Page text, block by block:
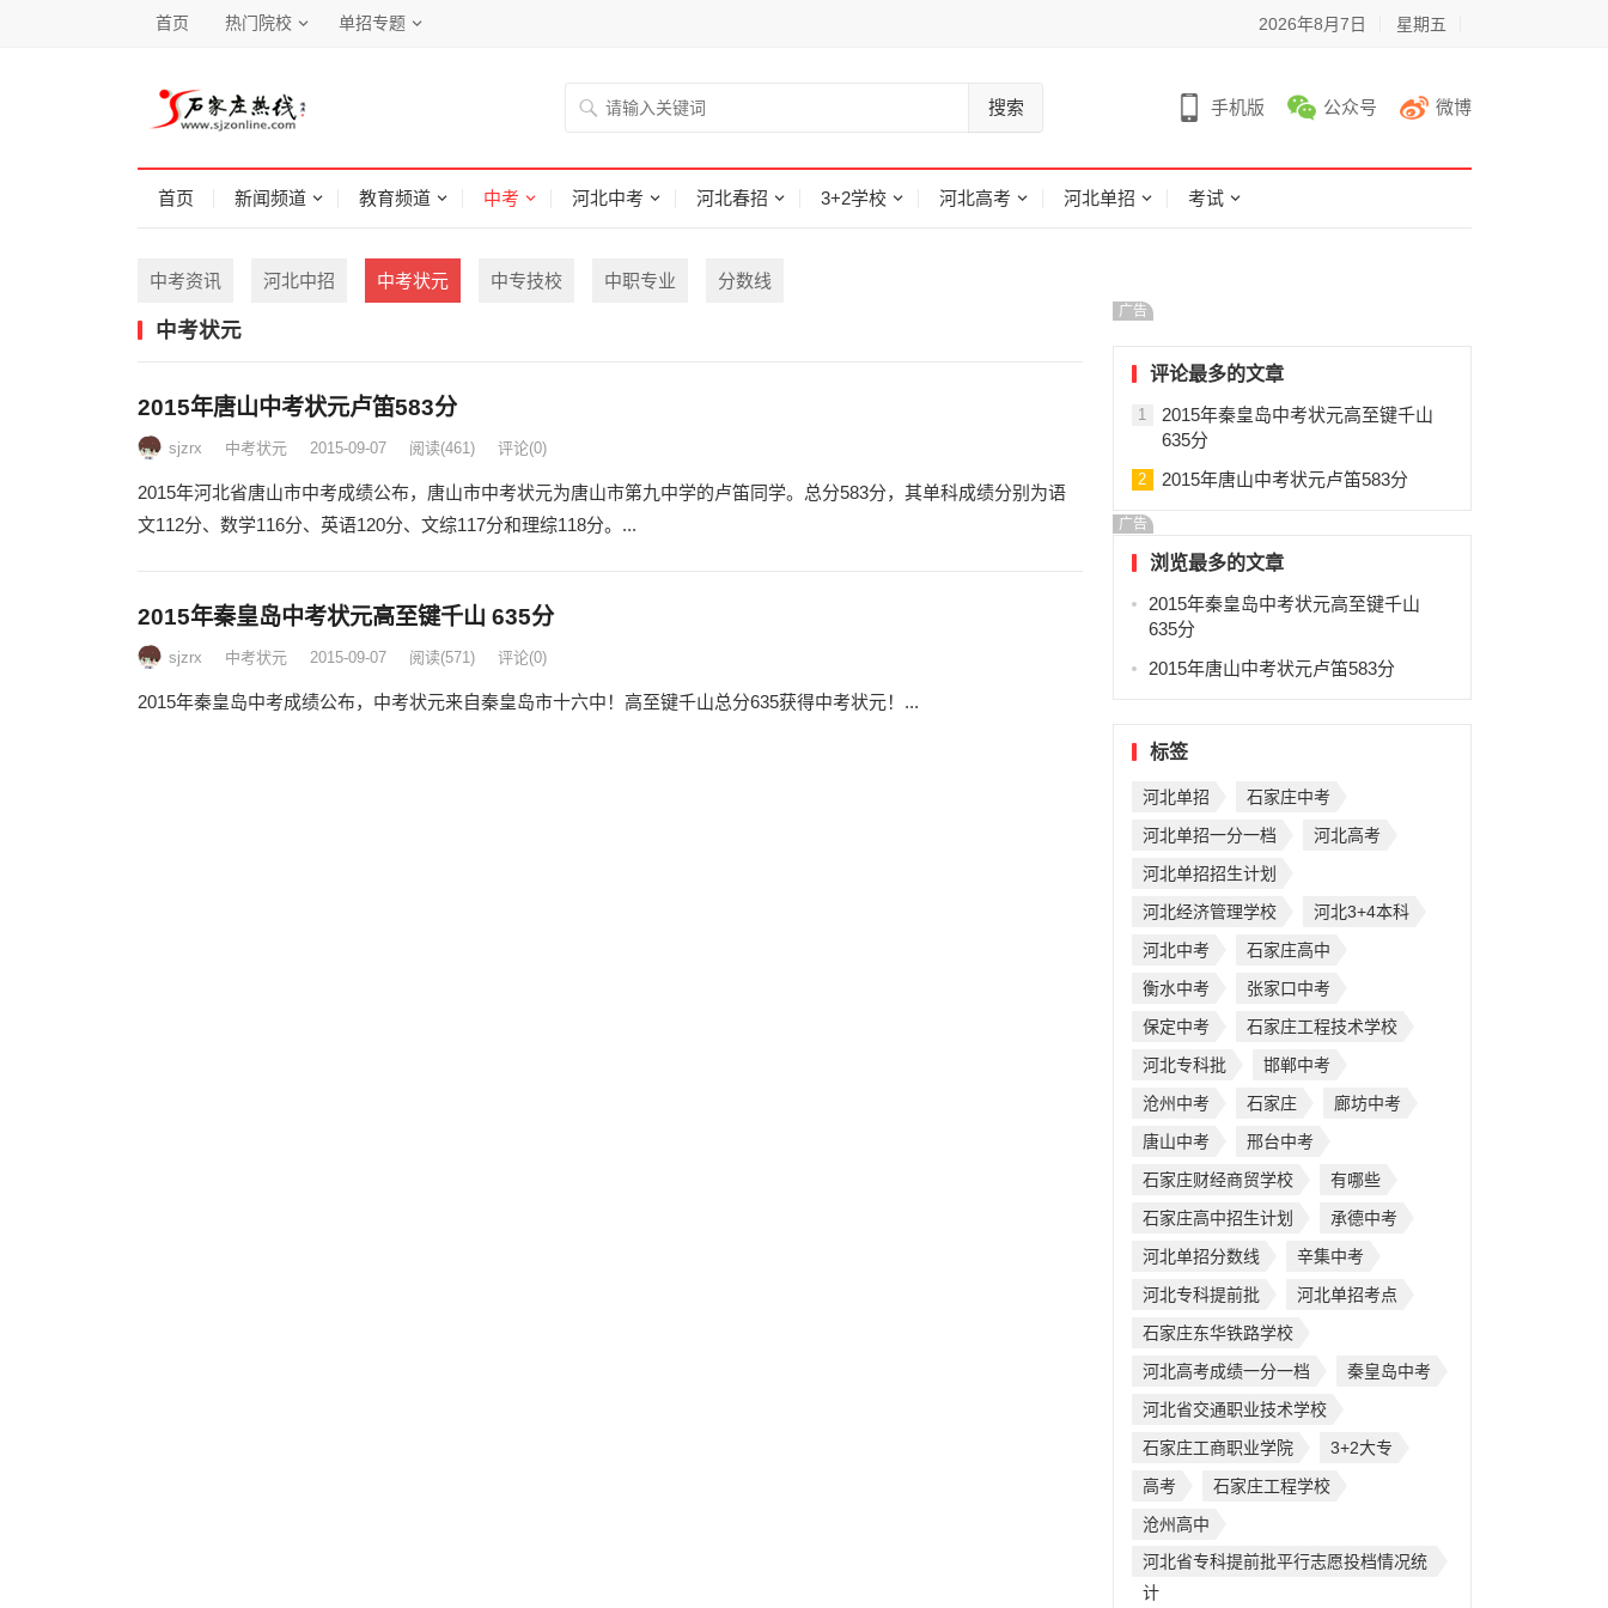
首页 热门院校 单招专题 2026年8月7日 星期五
搜索 手机版 公众号 微博
首页 新闻频道 教育频道 中考 河北中考 河北春招 3+2学校 河北高考 河北单招 考试
中考资讯 河北中招 中考状元 中专技校 中职专业 分数线
中考状元
2015年唐山中考状元卢笛583分
sjzrx 中考状元 2015-09-07 阅读(461) 评论(0)
2015年河北省唐山市中考成绩公布，唐山市中考状元为唐山市第九中学的卢笛同学。总分583分，其单科成绩分别为语
文112分、数学116分、英语120分、文综117分和理综118分。...
2015年秦皇岛中考状元高至键千山 635分
sjzrx 中考状元 2015-09-07 阅读(571) 评论(0)
2015年秦皇岛中考成绩公布，中考状元来自秦皇岛市十六中！高至键千山总分635获得中考状元！...
广告
评论最多的文章
1
2015年秦皇岛中考状元高至键千山
635分
2 2015年唐山中考状元卢笛583分
广告
浏览最多的文章
2015年秦皇岛中考状元高至键千山
635分
2015年唐山中考状元卢笛583分
标签
河北单招
石家庄中考
河北单招一分一档
河北高考
河北单招招生计划
河北经济管理学校
河北3+4本科
河北中考
石家庄高中
衡水中考
张家口中考
保定中考
石家庄工程技术学校
河北专科批
邯郸中考
沧州中考
石家庄
廊坊中考
唐山中考
邢台中考
石家庄财经商贸学校
有哪些
石家庄高中招生计划
承德中考
河北单招分数线
辛集中考
河北专科提前批
河北单招考点
石家庄东华铁路学校
河北高考成绩一分一档
秦皇岛中考
河北省交通职业技术学校
石家庄工商职业学院
3+2大专
高考
石家庄工程学校
沧州高中
河北省专科提前批平行志愿投档情况统
计